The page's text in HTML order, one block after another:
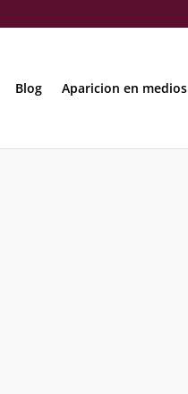
Blog Aparicion en medios